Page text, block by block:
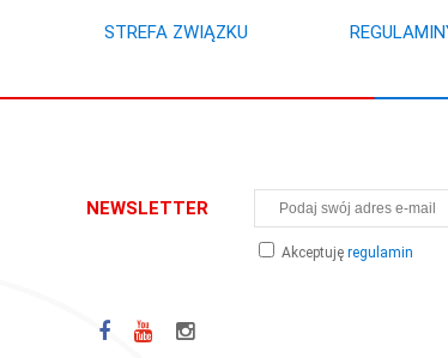
STREFA ZWIĄZKU
NEWSLETTER
Akceptuję regulamin